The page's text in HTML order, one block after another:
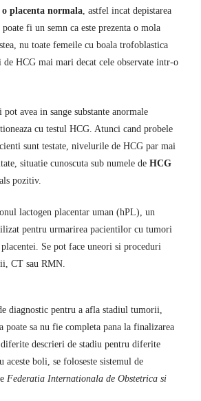
placenta normala, astfel incat depistarea
fi un semn ca este prezenta o mola
nu toate femeile cu boala trofoblastica
HCG mai mari decat cele observate intr-o
avea in sange substante anormale
cu testul HCG. Atunci cand probele
sunt testate, nivelurile de HCG par mai
situatie cunoscuta sub numele de HCG
pozitiv.
lactogen placentar uman (hPL), un
pentru urmarirea pacientilor cu tumori
Se pot face uneori si proceduri
CT sau RMN.
diagnostic pentru a afla stadiul tumorii,
poate sa nu fie completa pana la finalizarea
descrieri de stadiu pentru diferite
boli, se foloseste sistemul de
Federatia Internationala de Obstetrica si